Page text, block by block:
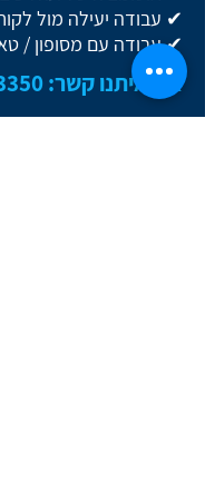
✔ עבודה יעילה מול
✔ עבודה עם מסופון /
צרו איתנו קשר: